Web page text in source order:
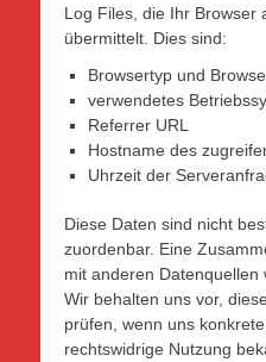
Log Files, die Ihr Browser
übermittelt. Dies sind:
Browsertyp und
verwendetes
Referrer URL
Hostname des
Uhrzeit der
Diese Daten sind nicht
zuordenbar. Eine
mit anderen
Wir behalten uns vor,
prüfen, wenn uns
rechtswidrige Nutzung